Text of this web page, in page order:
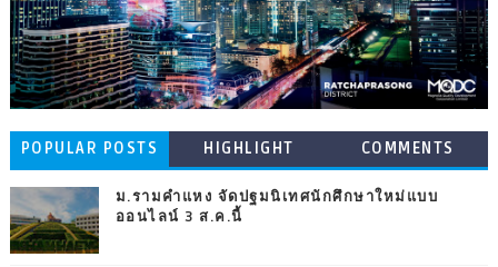
POPULAR POSTS HIGHLIGHT COMMENTS
ม.รามคำแหง จัดปฐมนิเทศนักศึกษาใหม่แบบ
ออนไลน์ 3 ส.ค.นี้